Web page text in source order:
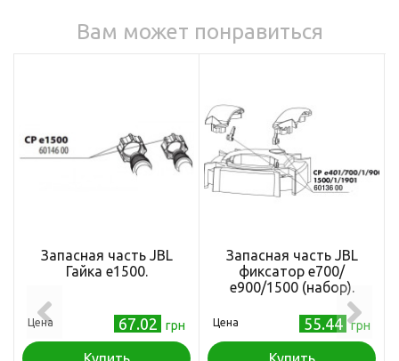
Вам может понравиться
Запасная часть JBL
Гайка е1500.
Цена 67.02 грн
Запасная часть JBL
фиксатор е700/
е900/1500 (набор).
Цена 55.44 грн